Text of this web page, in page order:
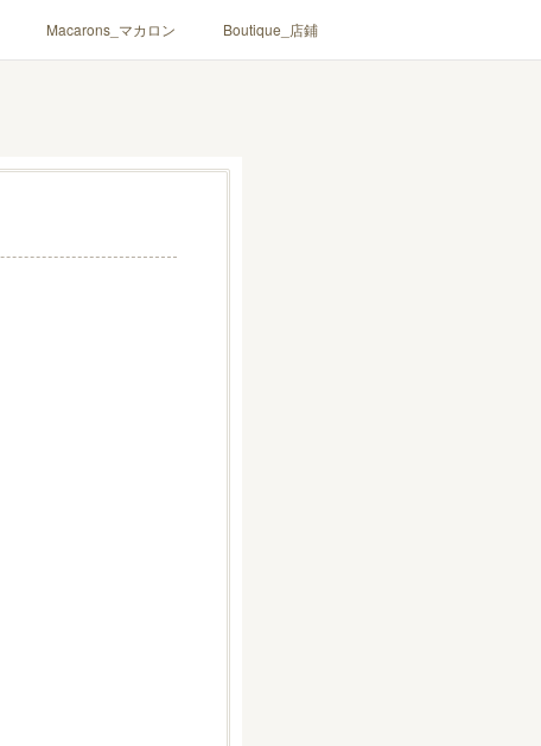
Macarons_マカロン Boutique_店鋪